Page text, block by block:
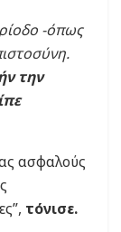
-όπως
την
ασφαλούς
τόνισε.